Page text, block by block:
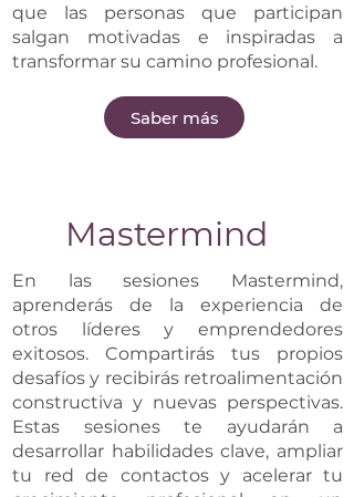
que las personas que participan
salgan motivadas e inspiradas a
transformar su camino profesional.
Saber más
Mastermind
En las sesiones Mastermind,
aprenderás de la experiencia de
otros líderes y emprendedores
exitosos. Compartirás tus propios
desafíos y recibirás retroalimentación
constructiva y nuevas perspectivas.
Estas sesiones te ayudarán a
desarrollar habilidades clave, ampliar
tu red de contactos y acelerar tu